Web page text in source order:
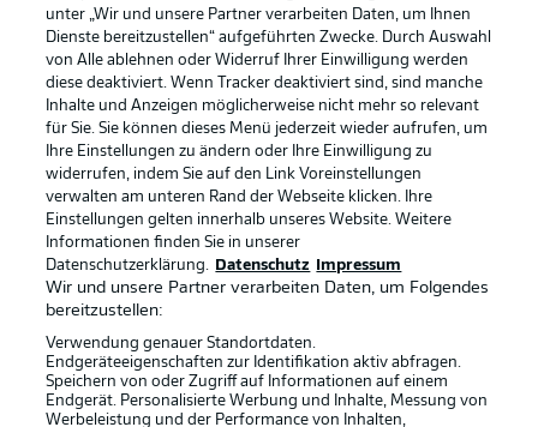
Rechtliche Hinweise Voreinstellungen verwalten
Datenschutz Nutzungsbedingungen
Broadcaster Kontakt
Jobs Impressum
Partner Spieler
Liveticker
unter „Wir und unsere Partner verarbeiten Daten, um Ihnen
Dienste bereitzustellen“ aufgeführten Zwecke. Durch Auswahl
von Alle ablehnen oder Widerruf Ihrer Einwilligung werden
diese deaktiviert. Wenn Tracker deaktiviert sind, sind manche
Inhalte und Anzeigen möglicherweise nicht mehr so relevant
für Sie. Sie können dieses Menü jederzeit wieder aufrufen, um
Ihre Einstellungen zu ändern oder Ihre Einwilligung zu
widerrufen, indem Sie auf den Link Voreinstellungen
verwalten am unteren Rand der Webseite klicken. Ihre
Einstellungen gelten innerhalb unseres Website. Weitere
Informationen finden Sie in unserer
Datenschutzerklärung.
Datenschutz Impressum
Wir und unsere Partner verarbeiten Daten, um Folgendes
bereitzustellen:
Verwendung genauer Standortdaten.
Endgeräteeigenschaften zur Identifikation aktiv abfragen.
Speichern von oder Zugriff auf Informationen auf einem
Endgerät. Personalisierte Werbung und Inhalte, Messung von
Werbeleistung und der Performance von Inhalten,